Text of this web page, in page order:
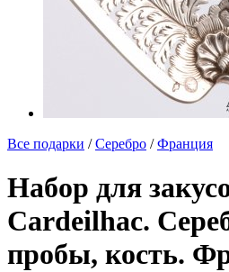
Все подарки /Серебро /Франция
Набор для
Cardeilhac.
пробы, кость.